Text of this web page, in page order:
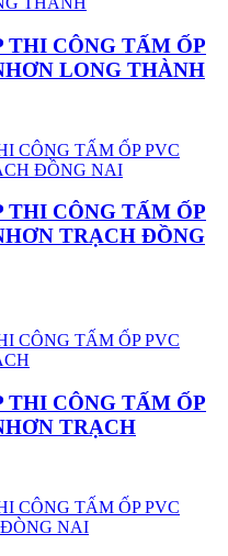
THI CÔNG TẤM ỐP
LONG THÀNH
THI CÔNG TẤM ỐP
TRẠCH ĐỒNG
THI CÔNG TẤM ỐP
TRẠCH